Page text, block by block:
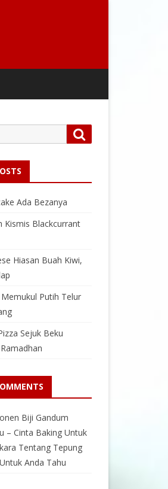
Ada Bezanya
Kismis Blackcurrant
Hiasan Buah Kiwi,
Putih Telur
Sejuk Beku
Biji Gandum
– Cinta Baking Untuk
Tentang Tepung
Anda Tahu